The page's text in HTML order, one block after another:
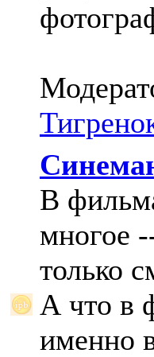
В
многое
только
А что в
именно